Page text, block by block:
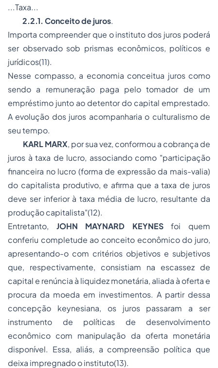
...Taxa...
2.2.1. Conceito de juros.
Importa compreender que o instituto dos juros poderá
ser observado sob prismas econômicos, políticos e
jurídicos(11).
Nesse compasso, a economia conceitua juros como
sendo a remuneração paga pelo tomador de um
empréstimo junto ao detentor do capital emprestado.
A evolução dos juros acompanharia o culturalismo de
seu tempo.
KARL MARX, por sua vez, conformou a cobrança de
juros à taxa de lucro, associando como "participação
financeira no lucro (forma de expressão da mais-valia)
do capitalista produtivo, e afirma que a taxa de juros
deve ser inferior à taxa média de lucro, resultante da
produção capitalista"(12).
Entretanto, JOHN MAYNARD KEYNESfoi quem
conferiu completude ao conceito econômico do juro,
apresentando-o com critérios objetivos e subjetivos
que, respectivamente, consistiam na escassez de
capital e renúncia à liquidez monetária, aliada à oferta e
procura da moeda em investimentos. A partir dessa
concepção keynesiana, os juros passaram a ser
instrumento de políticas de desenvolvimento
econômico com manipulação da oferta monetária
disponível. Essa, aliás, a compreensão política que
deixa impregnado o instituto(13).